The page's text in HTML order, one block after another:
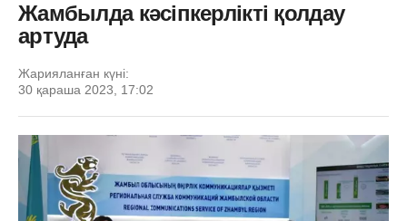
Жамбылда кәсіпкерлікті қолдау
артуда
Жарияланған күні:
30 қараша 2023, 17:02